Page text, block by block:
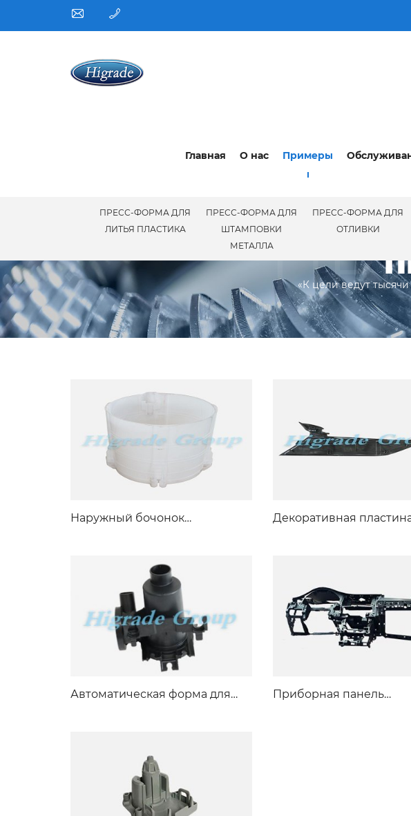
Главная О нас Примеры
ПРЕСС-ФОРМА ДЛЯ
ЛИТЬЯ ПЛАСТИКА
ПРЕСС-ФОРМА ДЛЯ
ШТАМПОВКИ
МЕТАЛЛА
ПРЕСС-ФОРМА ДЛЯ
ОТЛИВКИ
«К цели ведут
Наружный бочонок
Декоративная
Автоматическая форма для
Приборная панель